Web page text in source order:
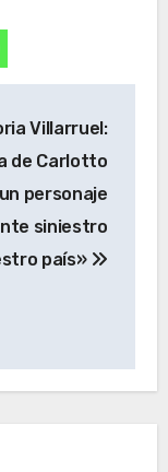
Villarruel:
de Carlotto
personaje
siniestro
país»